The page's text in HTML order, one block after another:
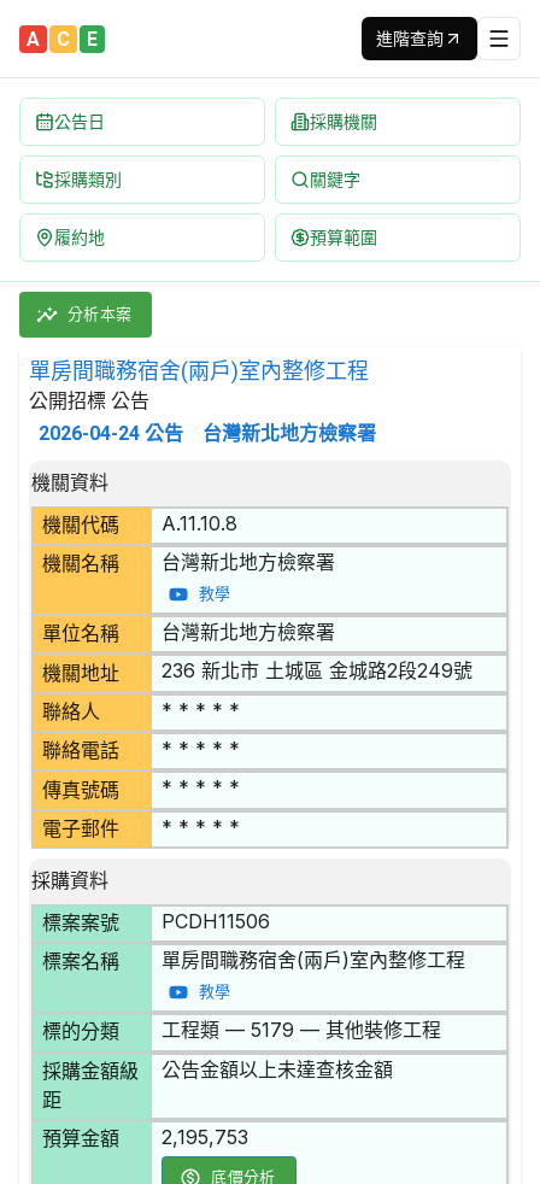
A C E 進階查詢
公告日 採購機關
採購類別 關鍵字
履約地 預算範圍
單房間職務宿舍(兩戶)室內整修工程 招標公告 | 案號：
採購類別：工程類 其他裝修工程 | 招標方式：公開招標 |
分析本案
單房間職務宿舍(兩戶)室內整修工程
公開招標 公告
2026-04-24 公告 台灣新北地方檢察署
招標公告詳細內容
機關資料
機關代碼
A.11.10.8
機關名稱 台灣新北地方檢察署
教學
單位名稱 台灣新北地方檢察署
機關地址 236 新北市 土城區 金城路2段249號
聯絡人 * * * * *
聯絡電話 * * * * *
傳真號碼 * * * * *
電子郵件 * * * * *
採購資料
標案案號
PCDH11506
標案名稱 單房間職務宿舍(兩戶)室內整修工程
教學
標的分類 工程類 — 5179 — 其他裝修工程
採購金額級
距
公告金額以上未達查核金額
預算金額 2,195,753
底價分析